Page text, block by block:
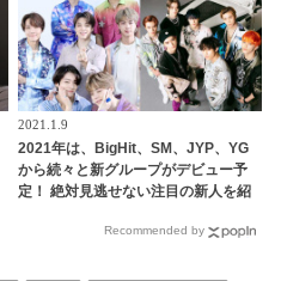
2021.1.9
2021年は、BigHit、SM、JYP、YG
から続々と新グループがデビュー予
定！ 絶対見逃せない注目の新人を紹
Recommended by